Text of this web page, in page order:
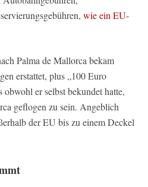
wie ein EU-
Palma de Mallorca bekam
erstattet, plus „100 Euro
er selbst bekundet hatte,
geflogen zu sein. Angeblich
der EU bis zu einem Deckel